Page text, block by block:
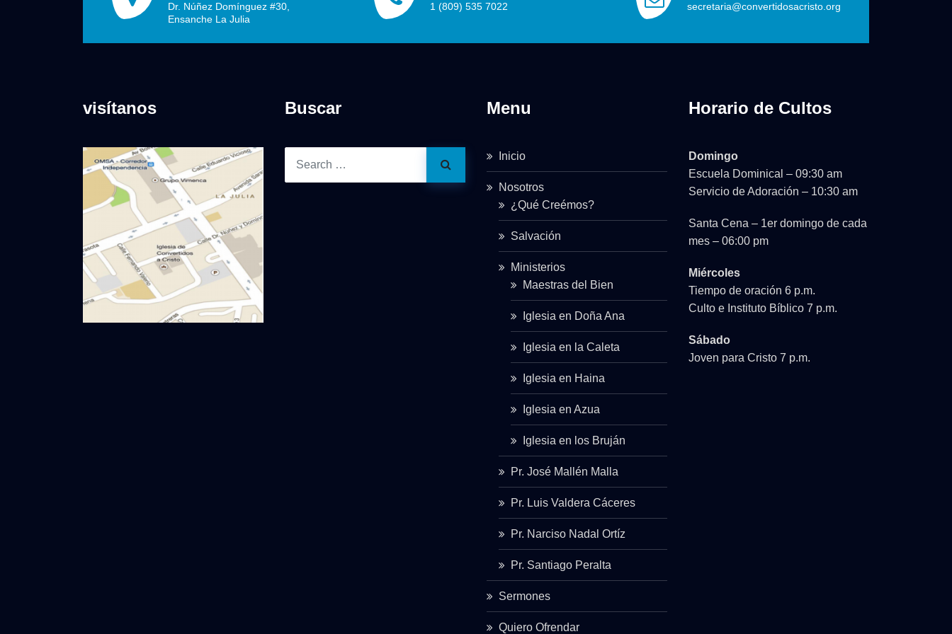
Dr. Núñez Domínguez #30,
Ensanche La Julia
1 (809) 535 7022 secretaria@convertidosacristo.org
visítanos Buscar Menu
Inicio
Nosotros
¿Qué Creémos?
Salvación
Ministerios
Maestras del Bien
Iglesia en Doña Ana
Iglesia en la Caleta
Iglesia en Haina
Iglesia en Azua
Iglesia en los Bruján
Pr. José Mallén Malla
Pr. Luis Valdera Cáceres
Pr. Narciso Nadal Ortíz
Pr. Santiago Peralta
Sermones
Quiero Ofrendar
Horario de Cultos
Domingo
Escuela Dominical – 09:30 am
Servicio de Adoración – 10:30 am
Santa Cena – 1er domingo de cada
mes – 06:00 pm
Miércoles
Tiempo de oración 6 p.m.
Culto e Instituto Bíblico 7 p.m.
Sábado
Joven para Cristo 7 p.m.